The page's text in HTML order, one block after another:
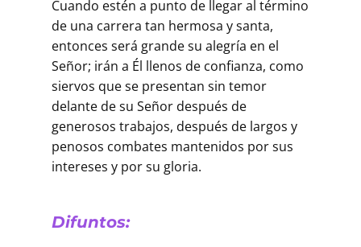
Cuando estén a punto de llegar al término
de una carrera tan hermosa y santa,
entonces será grande su alegría en el
Señor; irán a Él llenos de confianza, como
siervos que se presentan sin temor
delante de su Señor después de
generosos trabajos, después de largos y
penosos combates mantenidos por sus
intereses y por su gloria.
Difuntos: